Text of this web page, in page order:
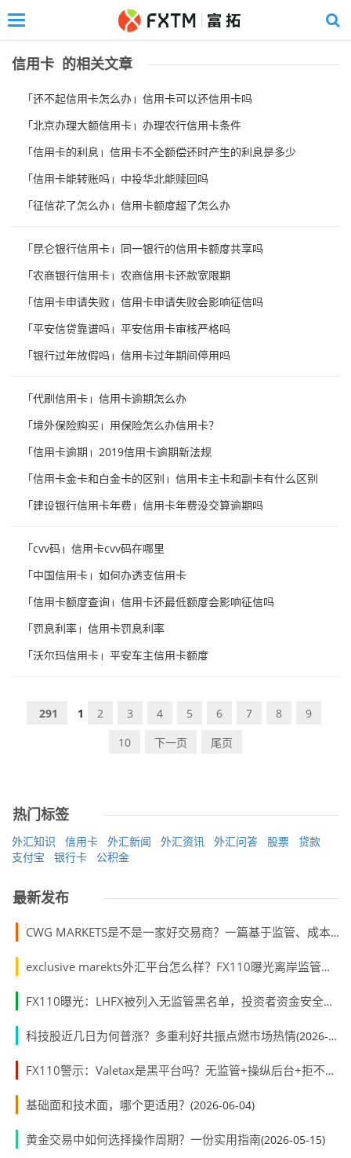
to
content
Toggle
信用卡 的相关文章
「还不起信用卡怎么办」信用卡可以还信用卡吗
「北京办理大额信用卡」办理农行信用卡条件
「信用卡的利息」信用卡不全额偿还时产生的利息是多少
「信用卡能转账吗」中投华北能赎回吗
「征信花了怎么办」信用卡额度超了怎么办
「昆仑银行信用卡」同一银行的信用卡额度共享吗
「农商银行信用卡」农商信用卡还款宽限期
「信用卡申请失败」信用卡申请失败会影响征信吗
「平安信贷靠谱吗」平安信用卡审核严格吗
「银行过年放假吗」信用卡过年期间停用吗
「代刷信用卡」信用卡逾期怎么办
「境外保险购买」用保险怎么办信用卡？
「信用卡逾期」2019信用卡逾期新法规
「信用卡金卡和白金卡的区别」信用卡主卡和副卡有什么区别
「建设银行信用卡年费」信用卡年费没交算逾期吗
「cvv码」信用卡cvv码在哪里
「中国信用卡」如何办透支信用卡
「信用卡额度查询」信用卡还最低额度会影响征信吗
「罚息利率」信用卡罚息利率
「沃尔玛信用卡」平安车主信用卡额度
291 1 2 3 4 5 6 7 8
9
10
下一页 尾页
热门标签
外汇知识 信用卡 外汇新闻 外汇资讯 外汇问答 股票
贷款
支付宝
银行卡 公积金
最新发布
CWG MARKETS是不是一家好交易商？一篇基于监管、成本与用户反馈的独立测评
exclusive marekts外汇平台怎么样？FX110曝光离岸监管下的“纸面批准”骗局
FX110曝光：LHFX被列入无监管黑名单，投资者资金安全堪忧
科技股近几日为何普涨？多重利好共振点燃市场热情(2026-07-01)
FX110警示：Valetax是黑平台吗？无监管+操纵后台+拒不出金
基础面和技术面，哪个更适用？ (2026-06-04)
黄金交易中如何选择操作周期？一份实用指南(2026-05-15)